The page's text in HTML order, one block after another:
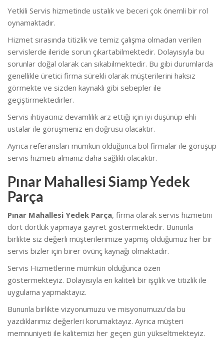
Yetkili Servis hizmetinde ustalık ve beceri çok önemli bir rol
oynamaktadır.
Hizmet sırasında titizlik ve temiz çalışma olmadan verilen
servislerde ileride sorun çıkartabilmektedir. Dolayısıyla bu
sorunlar doğal olarak can sıkabilmektedir. Bu gibi durumlarda
genellikle üretici firma sürekli olarak müşterilerini haksız
görmekte ve sizden kaynaklı gibi sebepler ile
geçiştirmektedirler.
Servis ihtiyacınız devamlılık arz ettiği için iyi düşünüp ehli
ustalar ile görüşmeniz en doğrusu olacaktır.
Ayrıca referansları mümkün olduğunca bol firmalar ile görüşüp
servis hizmeti almanız daha sağlıklı olacaktır.
Pınar Mahallesi Siamp Yedek
Parça
Pınar Mahallesi Yedek Parça, firma olarak servis hizmetini
dört dörtlük yapmaya gayret göstermektedir. Bununla
birlikte siz değerli müşterilerimize yapmış olduğumuz her bir
servis bizler için birer övünç kaynağı olmaktadır.
Servis Hizmetlerine mümkün olduğunca özen
göstermekteyiz. Dolayısıyla en kaliteli bir işçilik ve titizlik ile
uygulama yapmaktayız.
Bununla birlikte vizyonumuzu ve misyonumuzu’da bu
yazdıklarımız değerleri korumaktayız. Ayrıca müşteri
memnuniyeti ile kalitemizi her geçen gün yükseltmekteyiz.